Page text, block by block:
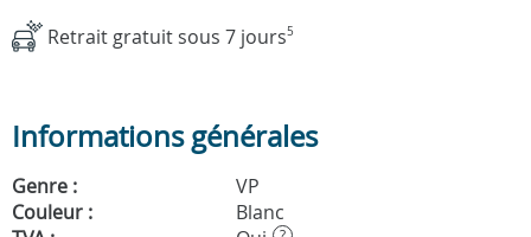
Retrait gratuit sous 7 jours5
Informations générales
Genre :
VP
Couleur :
Blanc